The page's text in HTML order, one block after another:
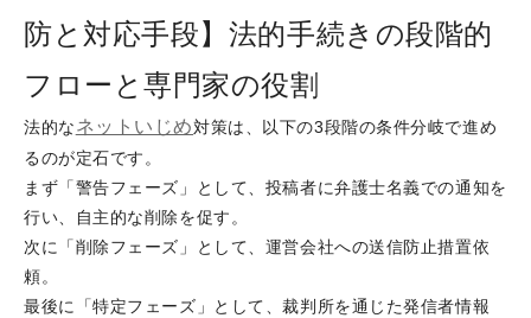
防と対応手段】法的手続きの段階的
フローと専門家の役割
法的なネットいじめ対策は、以下の3段階の条件分岐で進め
るのが定石です。
まず「警告フェーズ」として、投稿者に弁護士名義での通知を
行い、自主的な削除を促す。
次に「削除フェーズ」として、運営会社への送信防止措置依
頼。
最後に「特定フェーズ」として、裁判所を通じた発信者情報